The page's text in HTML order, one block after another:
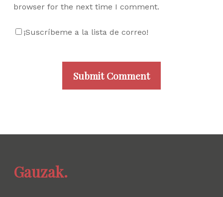
browser for the next time I comment.
¡Suscríbeme a la lista de correo!
Gauzak.